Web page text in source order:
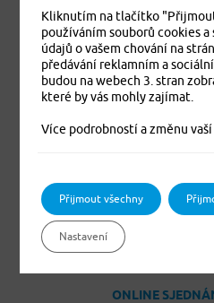
Cestovní
Úrazové
Dětské úrazové
Základní zdravotní
Komplexní zdravotní
Pojištění
Pojištění
ONLINE
Kliknutím na tlačítko
používáním souborů cookies
údajů o vašem chování na
předávání reklamním a
budou na webech 3. stran
které by vás mohly zajímat.
Více podrobností a změnu
Přijmout všechny
Nastavení